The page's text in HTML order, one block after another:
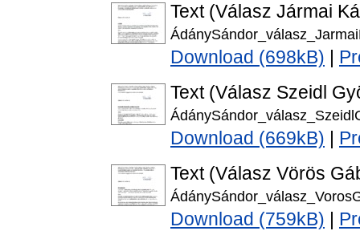
Text (Válasz Jármai
Download (698kB)
Text (Válasz Szeidl
Download (669kB)
Text (Válasz Vörös
Download (759kB)